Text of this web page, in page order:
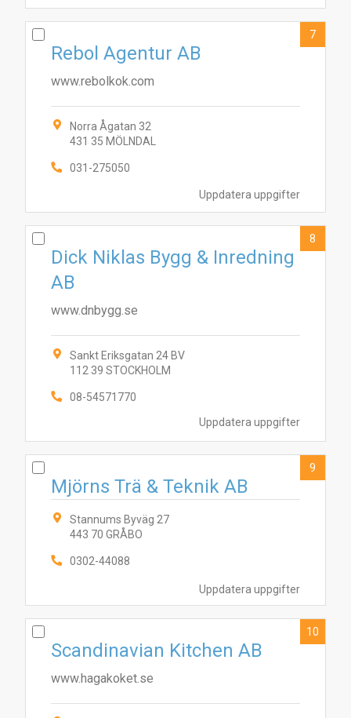
Uppdatera uppgifter
Rebol Agentur AB
www.rebolkok.com
Norra Ågatan 32
431 35 MÖLNDAL
031-275050
7
Uppdatera uppgifter
Dick Niklas Bygg & Inredning
AB
www.dnbygg.se
Sankt Eriksgatan 24 BV
112 39 STOCKHOLM
08-54571770
8
Uppdatera uppgifter
Mjörns Trä & Teknik AB
Stannums Byväg 27
443 70 GRÅBO
0302-44088
9
Scandinavian Kitchen AB
www.hagakoket.se
10